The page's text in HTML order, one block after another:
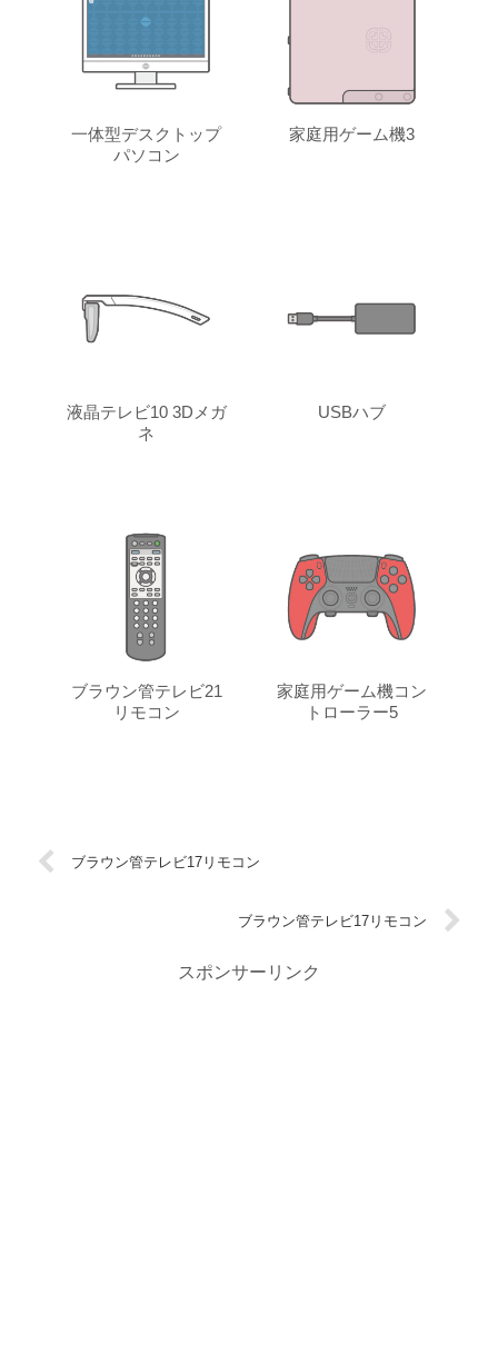
一体型デスクトップ
パソコン
家庭用ゲーム機3
液晶テレビ10 3Dメガ
ネ
USBハブ
ブラウン管テレビ21
リモコン
家庭用ゲーム機コン
トローラー5
ブラウン管テレビ17リモコン
ブラウン管テレビ17リモコン
スポンサーリンク